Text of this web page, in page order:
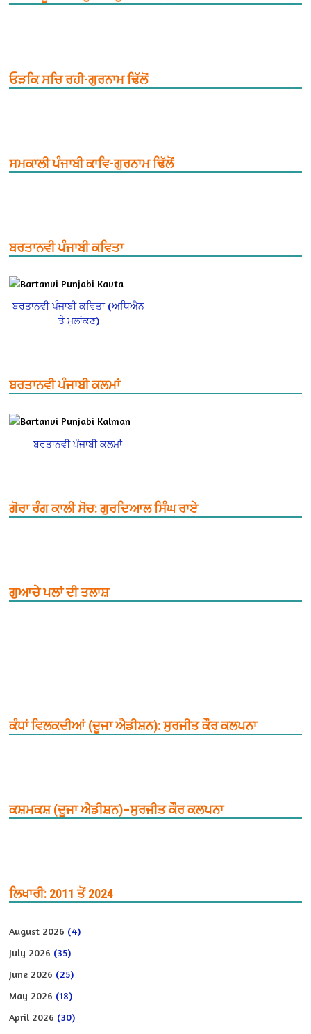
ਓੜਕਿ ਸਚਿ ਰਹੀ-ਗੁਰਨਾਮ ਢਿੱਲੋਂ
ਸਮਕਾਲੀ ਪੰਜਾਬੀ ਕਾਵਿ-ਗੁਰਨਾਮ ਢਿੱਲੋਂ
ਬਰਤਾਨਵੀ ਪੰਜਾਬੀ ਕਵਿਤਾ
ਬਰਤਾਨਵੀ ਪੰਜਾਬੀ ਕਵਿਤਾ (ਅਧਿਐਨ
ਤੇ ਮੁਲਾਂਕਣ)
ਬਰਤਾਨਵੀ ਪੰਜਾਬੀ ਕਲਮਾਂ
ਬਰਤਾਨਵੀ ਪੰਜਾਬੀ ਕਲਮਾਂ
ਗੋਰਾ ਰੰਗ ਕਾਲੀ ਸੋਚ: ਗੁਰਦਿਆਲ ਸਿੰਘ ਰਾਏ
ਗੁਆਚੇ ਪਲਾਂ ਦੀ ਤਲਾਸ਼
ਕੰਧਾਂ ਵਿਲਕਦੀਆਂ (ਦੂਜਾ ਐਡੀਸ਼ਨ): ਸੁਰਜੀਤ ਕੌਰ ਕਲਪਨਾ
ਕਸ਼ਮਕਸ਼ (ਦੂਜਾ ਐਡੀਸ਼ਨ)–ਸੁਰਜੀਤ ਕੌਰ ਕਲਪਨਾ
ਲਿਖਾਰੀ: 2011 ਤੋਂ 2024
August 2026 (4)
July 2026 (35)
June 2026 (25)
May 2026 (18)
April 2026 (30)